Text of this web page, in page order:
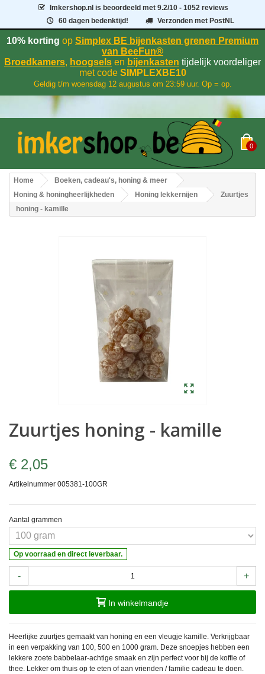
Imkershop.nl is beoordeeld met9.2/10 - 1052 reviews
60 dagen bedenktijd!
Verzonden met PostNL
10% korting op Simplex BE bijenkasten grenen Premium
van BeeFun®
Broedkamers, hoogsels en bijenkasten tijdelijk voordeliger
met codeSIMPLEXBE10
Geldig t/m woensdag 12 augustus om 23:59 uur. Op = op.
0
Home
Boeken, cadeau's, honing & meer
Honing & honingheerlijkheden
Honing lekkernijen
Zuurtjes
honing - kamille
Zuurtjes honing - kamille
€ 2,05
Artikelnummer 005381-100GR
Aantal grammen
Op voorraad en direct leverbaar.
- +
In winkelmandje
Heerlijke zuurtjes gemaakt van honing en een vleugje kamille. Verkrijgbaar
in een verpakking van 100, 500 en 1000 gram. Deze snoepjes hebben een
lekkere zoete babbelaar-achtige smaak en zijn perfect voor bij de koffie of
thee. Lekker om thuis op te eten of aan vrienden / familie cadeau te doen.